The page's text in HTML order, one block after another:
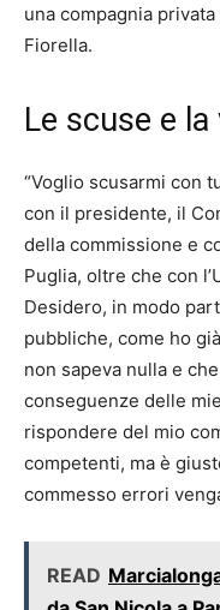
una compagnia
Fiorella.
Le scuse e
“Voglio scusarmi con
con il presidente, il
della commissione e
Puglia, oltre che con
Desidero, in modo
pubbliche, come ho
non sapeva nulla e
conseguenze delle
rispondere del mio
competenti, ma è
commesso errori
READ